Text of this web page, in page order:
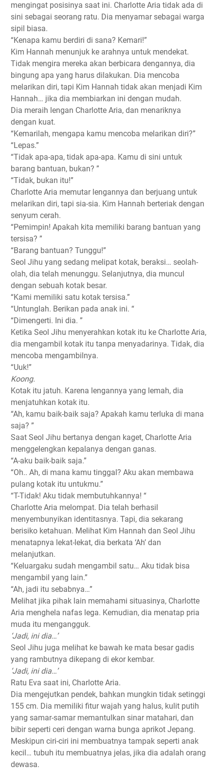
mengingat posisinya saat ini. Charlotte Aria tidak ada di
sini sebagai seorang ratu. Dia menyamar sebagai warga
sipil biasa.
“Kenapa kamu berdiri di sana? Kemari!”
Kim Hannah menunjuk ke arahnya untuk mendekat.
Tidak mengira mereka akan berbicara dengannya, dia
bingung apa yang harus dilakukan. Dia mencoba
melarikan diri, tapi Kim Hannah tidak akan menjadi Kim
Hannah… jika dia membiarkan ini dengan mudah.
Dia meraih lengan Charlotte Aria, dan menariknya
dengan kuat.
“Kemarilah, mengapa kamu mencoba melarikan diri?”
“Lepas.”
“Tidak apa-apa, tidak apa-apa. Kamu di sini untuk
barang bantuan, bukan? ”
“Tidak, bukan itu!”
Charlotte Aria memutar lengannya dan berjuang untuk
melarikan diri, tapi sia-sia. Kim Hannah berteriak dengan
senyum cerah.
“Pemimpin! Apakah kita memiliki barang bantuan yang
tersisa? ”
“Barang bantuan? Tunggu!”
Seol Jihu yang sedang melipat kotak, beraksi… seolah-
olah, dia telah menunggu. Selanjutnya, dia muncul
dengan sebuah kotak besar.
“Kami memiliki satu kotak tersisa.”
“Untunglah. Berikan pada anak ini. “
“Dimengerti. Ini dia. ”
Ketika Seol Jihu menyerahkan kotak itu ke Charlotte Aria,
dia mengambil kotak itu tanpa menyadarinya. Tidak, dia
mencoba mengambilnya.
“Uuk!”
Koong.
Kotak itu jatuh. Karena lengannya yang lemah, dia
menjatuhkan kotak itu.
“Ah, kamu baik-baik saja? Apakah kamu terluka di mana
saja? ”
Saat Seol Jihu bertanya dengan kaget, Charlotte Aria
menggelengkan kepalanya dengan ganas.
“A-aku baik-baik saja.”
“Oh.. Ah, di mana kamu tinggal? Aku akan membawa
pulang kotak itu untukmu.”
“T-Tidak! Aku tidak membutuhkannya! “
Charlotte Aria melompat. Dia telah berhasil
menyembunyikan identitasnya. Tapi, dia sekarang
berisiko ketahuan. Melihat Kim Hannah dan Seol Jihu
menatapnya lekat-lekat, dia berkata ‘Ah’ dan
melanjutkan.
“Keluargaku sudah mengambil satu… Aku tidak bisa
mengambil yang lain.”
“Ah, jadi itu sebabnya…”
Melihat jika pihak lain memahami situasinya, Charlotte
Aria menghela nafas lega. Kemudian, dia menatap pria
muda itu mengangguk.
‘Jadi, ini dia…’
Seol Jihu juga melihat ke bawah ke mata besar gadis
yang rambutnya dikepang di ekor kembar.
‘Jadi, ini dia…’
Ratu Eva saat ini, Charlotte Aria.
Dia mengejutkan pendek, bahkan mungkin tidak setinggi
155 cm. Dia memiliki fitur wajah yang halus, kulit putih
yang samar-samar memantulkan sinar matahari, dan
bibir seperti ceri dengan warna bunga aprikot Jepang.
Meskipun ciri-ciri ini membuatnya tampak seperti anak
kecil… tubuh itu membuatnya jelas, jika dia adalah orang
dewasa.